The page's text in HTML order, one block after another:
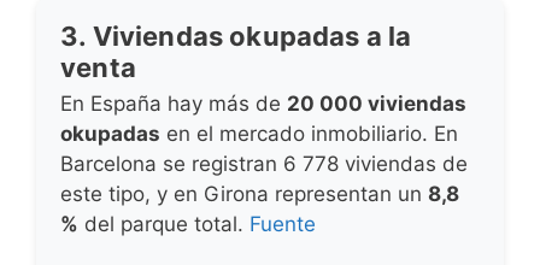
3. Viviendas okupadas a la
venta
En España hay más de 20 000 viviendas
okupadas en el mercado inmobiliario. En
Barcelona se registran 6 778 viviendas de
este tipo, y en Girona representan un 8,8
% del parque total. Fuente